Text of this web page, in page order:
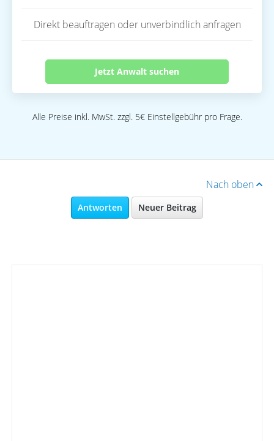
Direkt beauftragen oder unverbindlich anfragen
Jetzt Anwalt suchen
Alle Preise inkl. MwSt. zzgl. 5€ Einstellgebühr pro Frage.
Nach oben
Antworten Neuer Beitrag